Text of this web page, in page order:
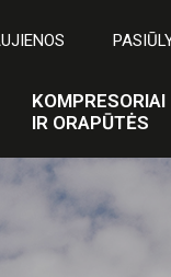
KOMPRESORIAI
IR ORAPŪTĖS